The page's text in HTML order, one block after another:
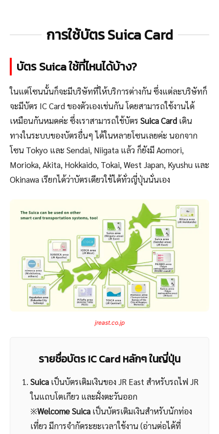
การใช้บัตร Suica Card
บัตร Suica ใช้ที่ไหนได้บ้าง?
ในแต่โซนนั้นก็จะมีบริษัทที่ให้บริการต่างกัน ซึ่งแต่ละบริษัทก็
จะมีบัตร IC Card ของตัวเองเช่นกัน โดยสามารถใช้งานได้
เหมือนกันหมดค่ะ ซึ่งเราสามารถใช้บัตร Suica Card เดิน
ทางในระบบของบัตรอื่นๆ ได้ในหลายโซนเลยค่ะ นอกจาก
โซน Tokyo และ Sendai, Niigata แล้ว ก็ยังมี Aomori,
Morioka, Akita, Hokkaido, Tokai, West Japan, Kyushu และ
Okinawa เรียกได้ว่าบัตรเดียวใช้ได้ทั่วญี่ปุ่นนั่นเอง
jreast.co.jp
รายชื่อบัตร IC Card หลักๆ ในญี่ปุ่น
Suica เป็นบัตรเติมเงินของ JR East สำหรับรถไฟ JR
ในแถบโตเกียว และฝั่งตะวันออก
※Welcome Suica เป็นบัตรเติมเงินสำหรับนักท่อง
เที่ยว มีการจำกัดระยะเวลาใช้งาน (อ่านต่อได้ที่